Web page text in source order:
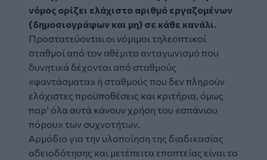
νόμος ορίζει ελάχιστο αριθμό εργαζομένων
(δημοσιογράφων και μη) σε κάθε κανάλι.
Προστατεύονται οι νόμιμοι τηλεοπτικοί
σταθμοί από τον αθέμιτο ανταγωνισμό που
δυνητικά δέχονται από σταθμούς
«φαντάσματα» ή σταθμούς που δεν πληρούν
ελάχιστες προϋποθέσεις και κριτήρια, όμως
παρ’ όλα αυτά κάνουν χρήση του «σπάνιου
πόρου» των συχνοτήτων.
Αρμόδιο για την υλοποίηση της διαδικασίας
αδειοδότησης και μετέπειτα εποπτείας είναι το